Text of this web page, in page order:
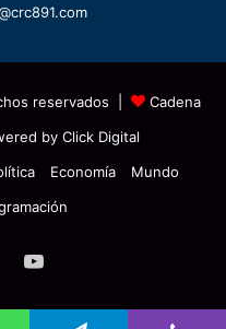
reservados |
Cadena
by Click Digital
Economía
Mundo
YouTube